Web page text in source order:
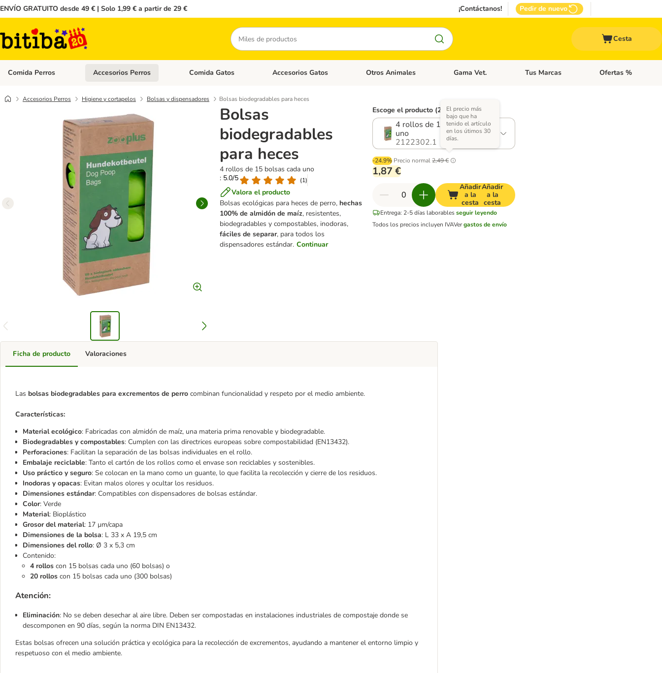
ENVÍO GRATUITO desde 49 € | Solo 1,99 € a partir de 29 € ¡Contáctanos! Pedir de nuevo
Buscar
Cesta
Comida Perros Menú de categoria abierto: Comida Perros
Accesorios Perros Menú de categoria abierto: Accesorios Perros
Comida Gatos Menú de categoria abierto: Comida Gatos
Accesorios Gatos Menú de categoria abierto: Accesorios Gatos
Otros Animales Menú de categoria abierto: Otros Animales
Gama Vet. Menú de categoria abierto: Gama Vet.
Tus Marcas Menú de categoria
Ofertas %
Accesorios Perros Higiene y cortapelos Bolsas y dispensadores Bolsas biodegradables para heces
Bolsas
biodegradables
para heces
4 rollos de 15 bolsas cada uno
: 5.0/5
(1)
Valora el producto
Bolsas ecológicas para heces de perro, hechas
100% de almidón de maíz, resistentes,
biodegradables y compostables, inodoras,
fáciles de separar, para todos los
dispensadores estándar. Continuar
Escoge el producto (2 opciones)
4 rollos de 15 bolsas cada
uno
2122302.1
-24.9% Precio normal 2,49 €
El precio más
bajo que ha
tenido el artículo
en los útimos 30
días.
1,87 €
Añadir
a la
cesta
Añadir
a la
cesta
Entrega: 2-5 días laborables seguir leyendo
Todos los precios incluyen IVAVergastos de envío
Ficha de producto
Las bolsas biodegradables para excrementos de perro combinan funcionalidad y respeto por el medio ambiente.
Características:
Material ecológico: Fabricadas con almidón de maíz, una materia prima renovable y biodegradable.
Biodegradables y compostables: Cumplen con las directrices europeas sobre compostabilidad (EN13432).
Perforaciones: Facilitan la separación de las bolsas individuales en el rollo.
Embalaje reciclable: Tanto el cartón de los rollos como el envase son reciclables y sostenibles.
Uso práctico y seguro: Se colocan en la mano como un guante, lo que facilita la recolección y cierre de los residuos.
Inodoras y opacas: Evitan malos olores y ocultar los residuos.
Dimensiones estándar: Compatibles con dispensadores de bolsas estándar.
Color: Verde
Material: Bioplástico
Grosor del material: 17 µm/capa
Dimensiones de la bolsa: L 33 x A 19,5 cm
Dimensiones del rollo: Ø 3 x 5,3 cm
Contenido:
4 rollos con 15 bolsas cada uno (60 bolsas) o
20 rollos con 15 bolsas cada uno (300 bolsas)
Atención:
Eliminación: No se deben desechar al aire libre. Deben ser compostadas en instalaciones industriales de compostaje donde se
descomponen en 90 días, según la norma DIN EN13432.
Estas bolsas ofrecen una solución práctica y ecológica para la recolección de excrementos, ayudando a mantener el entorno limpio y
respetuoso con el medio ambiente.
Valoraciones